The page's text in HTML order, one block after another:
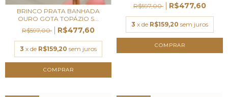
BRINCO PRATA BANHADA
OURO GOTA TOPÁZIO S...
R$597,00
R$477,60
3 x de R$159,20 sem juros
R$597,00
R$477,60
3 x de R$159,20 sem juros